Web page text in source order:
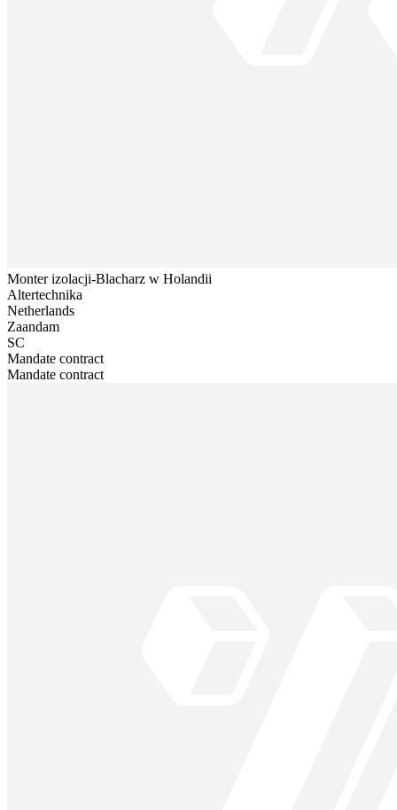
Monter izolacji-Blacharz w Holandii
Altertechnika
Netherlands
Zaandam
SC
Mandate contract
Mandate contract